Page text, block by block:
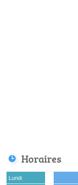
Horaires
Lundi